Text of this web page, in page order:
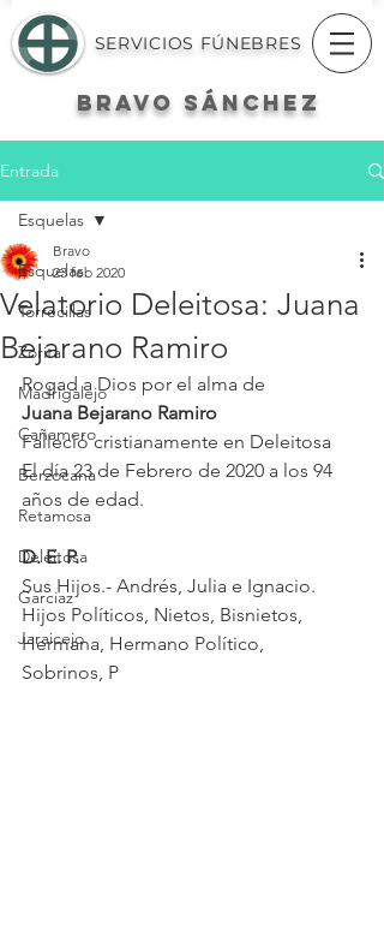
SERVICIOS FÚNEBRES
BRAVO SÁNCHEZ
Entrada
Esquelas
Torrecillas
Zorita
Madrigalejo
Cañamero
Berzocana
Retamosa
Deleitosa
Garciaz
Jaraicejo
Esquelas
Velatorio Deleitosa: Juana
Bejarano Ramiro
Bravo
23 feb 2020
Rogad a Dios por el alma de
Juana Bejarano Ramiro
Falleció cristianamente en Deleitosa
El día 23 de Febrero de 2020 a los 94
años de edad.
D. E. P.
Sus Hijos.- Andrés, Julia e Ignacio.
Hijos Políticos, Nietos, Bisnietos,
Hermana, Hermano Político,
Sobrinos, P